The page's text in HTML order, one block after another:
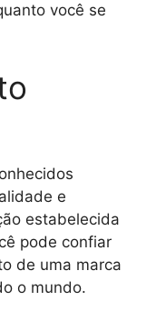
você se
e
estabelecida
pode confiar
de uma marca
o mundo.